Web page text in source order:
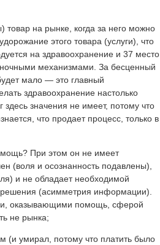
на рынке, когда за него можно
этого товара (услуги), что
на здравоохранение и 37 место
механизмами. За бесценный
мало — это главный
здравоохранение настолько
здесь значения не имеет, потому что
что продает процесс, только в
При этом он не имеет
(воля и осознанность подавлены),
и не обладает необходимой
решения (асимметрия информации).
оказывающими помощь, сферой
не рынка;
(и умирал, потому что платить было